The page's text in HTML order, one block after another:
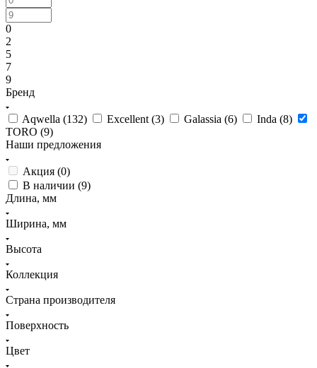
0
2
5
7
9
Бренд
Aqwella (132) Excellent (3) Galassia (6) Inda (8)
TORO (9)
Наши предложения
Акция (0)
В наличии (9)
Длина, мм
Ширина, мм
Высота
Коллекция
Страна производителя
Поверхность
Цвет